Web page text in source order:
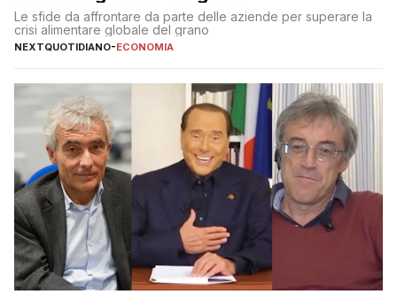
Le sfide da affrontare da parte delle aziende per superare la
crisi alimentare globale del grano
NEXTQUOTIDIANO-ECONOMIA